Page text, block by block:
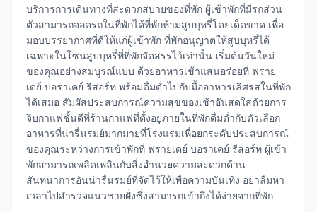
บริการการเดินทางที่สะดวกสบายของที่พัก ผู้เข้าพักที่มีรถส่วน
ตัวสามารถจอดรถในที่พักได้ที่พักห้ามสูบบุหรี่โดยเด็ดขาด เพื่อ
มอบบรรยากาศที่ดีให้แก่ผู้เข้าพัก ที่พักอนุญาตให้สูบบุหรี่ได้
เฉพาะในโซนสูบบุหรี่ที่ที่พักจัดสรรไว้เท่านั้น เริ่มต้นวันใหม่
ของคุณอย่างสมบูรณ์แบบ ด้วยอาหารเช้าแสนอร่อยที่ ฟราย
เดย์ บอราเคย์ รีสอร์ท พร้อมดื่มด่ำไปกับมื้ออาหารเลิศรสในที่พัก
ได้เสมอ สัมผัสประสบการณ์ความสุขของเช้าอันสดใสด้วยการ
จิบกาแฟชั้นดีที่ร้านกาแฟที่ตั้งอยู่ภายในที่พักดื่มด่ำกับตัวเลือก
อาหารที่น่ารื่นรมย์มากมายที่โรงแรมเพื่อยกระดับประสบการณ์
ของคุณระหว่างการเข้าพักที่ ฟรายเดย์ บอราเคย์ รีสอร์ท ผู้เข้า
พักสามารถเพลิดเพลินกับสิ่งอำนวยความสะดวกด้าน
สันทนาการอันน่ารื่นรมย์ที่จัดไว้ให้เพื่อความบันเทิง อย่าลืมหา
เวลาไปสำรวจแนวชายฝั่งซึ่งสามารถเข้าถึงได้ง่ายจากที่พัก